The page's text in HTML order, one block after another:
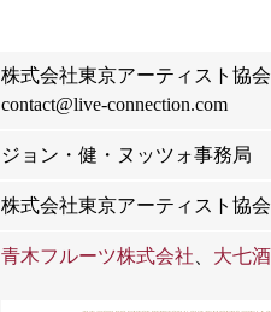
株式会社東京アーティスト協
contact@live-connection.com
ジョン・健・ヌッツォ事務局
株式会社東京アーティスト協会
青木フルーツ株式会社 大七